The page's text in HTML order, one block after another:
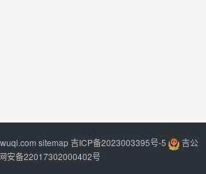
sitemap吉ICP备2023003395号-5
吉公
网安备22017302000402号